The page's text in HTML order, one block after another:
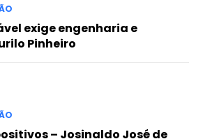
exige engenharia e
Pinheiro
– Josinaldo José de